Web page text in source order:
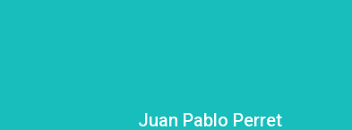
Juan Pablo Perret